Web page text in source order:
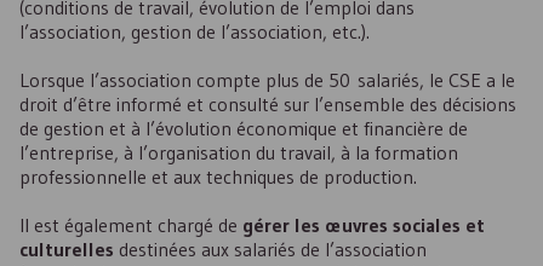
(conditions de travail, évolution de l’emploi dans
l’association, gestion de l’association, etc.).
Lorsque l’association compte plus de 50 salariés, le CSE a le
droit d’être informé et consulté sur l’ensemble des décisions
de gestion et à l’évolution économique et financière de
l’entreprise, à l’organisation du travail, à la formation
professionnelle et aux techniques de production.
Il est également chargé de gérer les œuvres sociales et
culturelles destinées aux salariés de l’association